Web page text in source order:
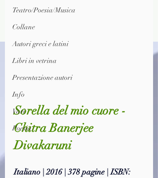
Teatro/Poesia/Musica
Collane
Autori greci e latini
Libri in vetrina
Presentazione autori
Info
Vari
Poesia
Sorella del mio cuore -
Chitra Banerjee
Divakaruni
Italiano | 2016 | 378 pagine | ISBN: